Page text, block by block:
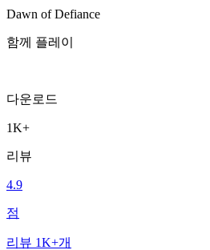
Dawn of Defiance
함께 플레이
다운로드
1K+
리뷰
4.9
점
리뷰 1K+개